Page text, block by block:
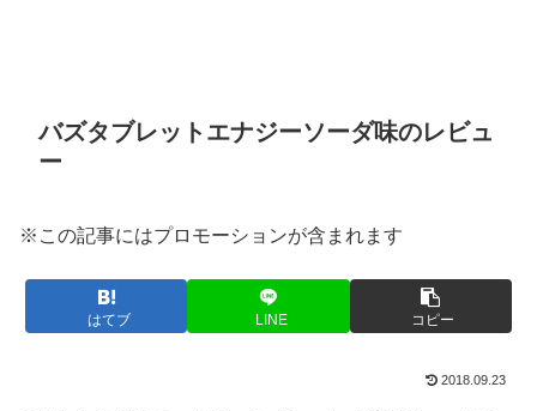
バズタブレットエナジーソーダ味のレビュ
ー
※この記事にはプロモーションが含まれます
はてブ LINE コピー
2018.09.23